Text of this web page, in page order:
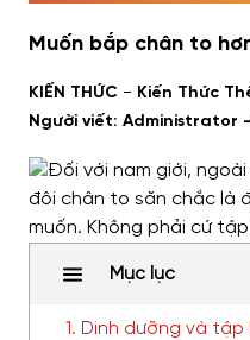
Muốn bắp chân to
KIẾN THỨC - Kiến Thức
Người viết: Administrator -
Mục lục
1. Dinh dưỡng và